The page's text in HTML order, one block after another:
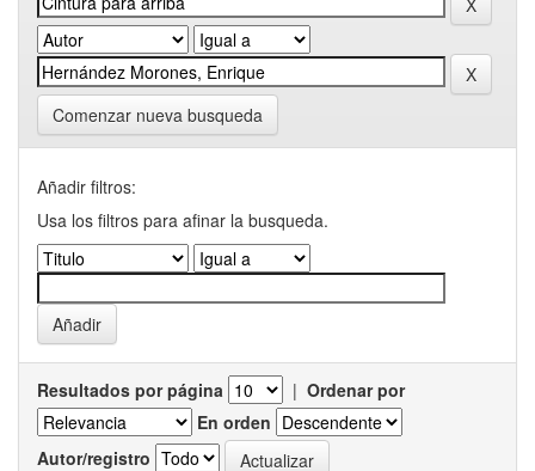
Comenzar nueva busqueda
Añadir filtros:
Usa los filtros para afinar la busqueda.
Resultados por página | Ordenar por
En orden
Autor/registro